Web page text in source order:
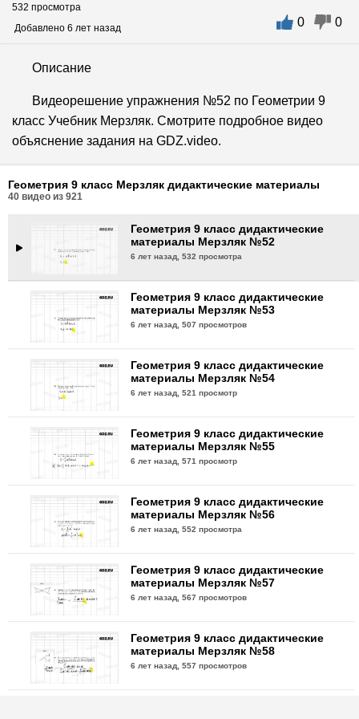
532 просмотра
Добавлено 6 лет назад
0 0
Описание
Видеорешение упражнения №52 по Геометрии 9
класс Учебник Мерзляк. Смотрите подробное видео
объяснение задания на GDZ.video.
Геометрия 9 класс Мерзляк дидактические материалы
40 видео из 921
Геометрия 9 класс дидактические
материалы Мерзляк №50
6 лет назад,568 просмотров
6 лет назад,501 просмотр
Геометрия 9 класс дидактические
материалы Мерзляк №52
6 лет назад,532 просмотра
Геометрия 9 класс дидактические
материалы Мерзляк №53
6 лет назад,507 просмотров
Геометрия 9 класс дидактические
материалы Мерзляк №54
6 лет назад,521 просмотр
Геометрия 9 класс дидактические
материалы Мерзляк №55
6 лет назад,571 просмотр
Геометрия 9 класс дидактические
материалы Мерзляк №56
6 лет назад,552 просмотра
Геометрия 9 класс дидактические
материалы Мерзляк №57
6 лет назад,567 просмотров
Геометрия 9 класс дидактические
материалы Мерзляк №58
6 лет назад,557 просмотров